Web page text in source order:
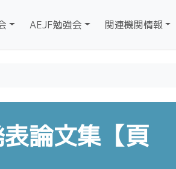
AEJF勉強会 関連機関情報
論文集【頁